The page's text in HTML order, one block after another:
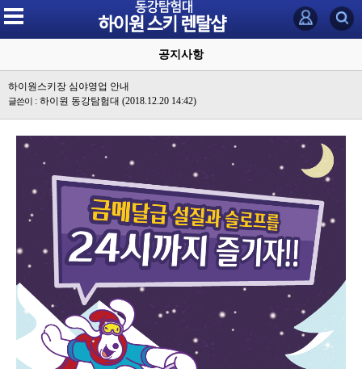
공지사항
하이원스키장 심야영업 안내
글쓴이 : 하이원 동강탐험대 (2018.12.20 14:42)